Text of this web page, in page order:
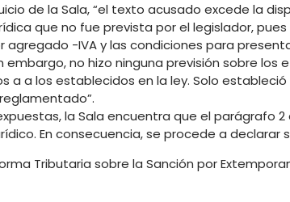
de la Sala, “el texto acusado excede la
que no fue prevista por el legislador,
agregado -IVA y las condiciones para
embargo, no hizo ninguna previsión sobre
a a los establecidos en la ley. Solo
la Sala encuentra que el parágrafo 2
En consecuencia, se procede a declarar
Tributaria sobre la Sanción por